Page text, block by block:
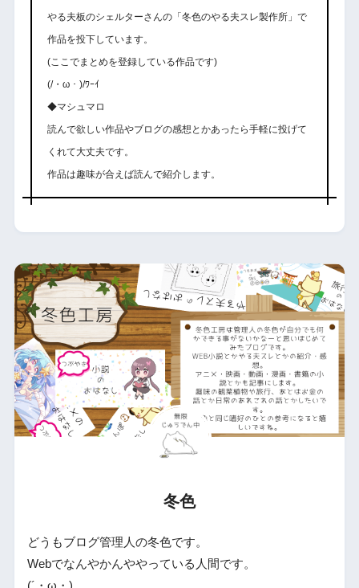
やる夫板のシェルターさんの「冬色のやる夫スレ製作所」で
作品を投下しています。
(ここでまとめを登録している作品です)
(/・ω・)/ﾜｰｲ
◆マシュマロ
読んで欲しい作品やブログの感想とかあったら手軽に投げて
くれて大丈夫です。
作品は趣味が合えば読んで紹介します。
冬色
どうもブログ管理人の冬色です。
Webでなんやかんややっている人間です。